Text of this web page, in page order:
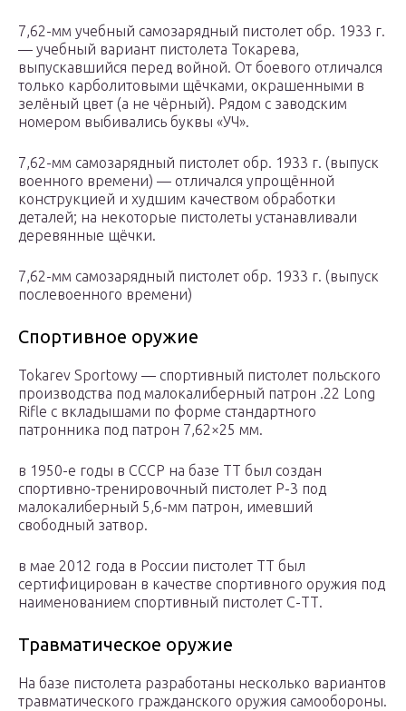
7,62-мм учебный самозарядный пистолет обр. 1933 г.
— учебный вариант пистолета Токарева,
выпускавшийся перед войной. От боевого отличался
только карболитовыми щёчками, окрашенными в
зелёный цвет (а не чёрный). Рядом с заводским
номером выбивались буквы «УЧ».
7,62-мм самозарядный пистолет обр. 1933 г. (выпуск
военного времени) — отличался упрощённой
конструкцией и худшим качеством обработки
деталей; на некоторые пистолеты устанавливали
деревянные щёчки.
7,62-мм самозарядный пистолет обр. 1933 г. (выпуск
послевоенного времени)
Спортивное оружие
Tokarev Sportowy — спортивный пистолет польского
производства под малокалиберный патрон .22 Long
Rifle с вкладышами по форме стандартного
патронника под патрон 7,62×25 мм.
в 1950-е годы в СССР на базе ТТ был создан
спортивно-тренировочный пистолет Р-3 под
малокалиберный 5,6-мм патрон, имевший
свободный затвор.
в мае 2012 года в России пистолет ТТ был
сертифицирован в качестве спортивного оружия под
наименованием спортивный пистолет С-ТТ.
Травматическое оружие
На базе пистолета разработаны несколько вариантов
травматического гражданского оружия самообороны.